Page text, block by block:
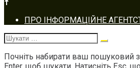
Footer
navigation
ПРО ІНФОРМАЦІЙНЕ
Шукати:
Почніть набирати ваш пошуковий